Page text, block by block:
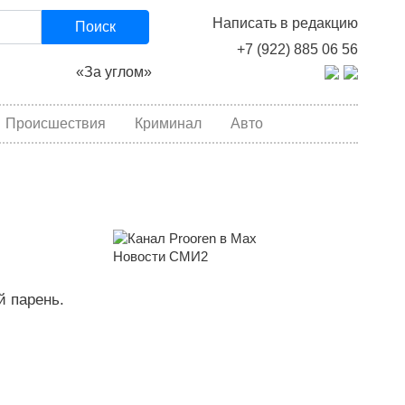
Написать в редакцию
+7 (922) 885 06 56
Поиск
«За углом»
Происшествия Криминал Авто
парень.
Новости СМИ2